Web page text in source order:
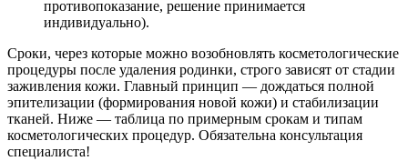
противопоказание, решение принимается
индивидуально).
Сроки, через которые можно возобновлять косметологические
процедуры после удаления родинки, строго зависят от стадии
заживления кожи. Главный принцип — дождаться полной
эпителизации (формирования новой кожи) и стабилизации
тканей. Ниже — таблица по примерным срокам и типам
косметологических процедур. Обязательна консультация
специалиста!